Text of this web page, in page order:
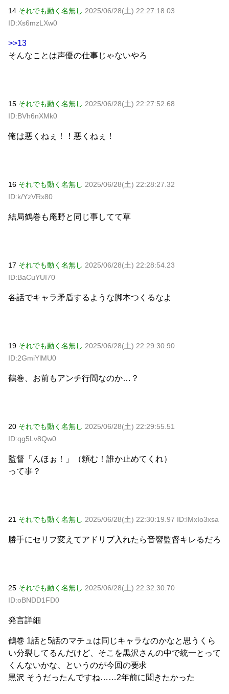
14 それでも動く名無し 2025/06/28(土) 22:27:18.03
ID:Xs6mzLXw0
>>13
そんなことは声優の仕事じゃないやろ
15 それでも動く名無し 2025/06/28(土) 22:27:52.68
ID:BVh6nXMk0
俺は悪くねぇ！！悪くねぇ！
16 それでも動く名無し 2025/06/28(土) 22:28:27.32
ID:k/YzVRx80
結局鶴巻も庵野と同じ事してて草
17 それでも動く名無し 2025/06/28(土) 22:28:54.23
ID:BaCuYUI70
各話でキャラ矛盾するような脚本つくるなよ
19 それでも動く名無し 2025/06/28(土) 22:29:30.90
ID:2GmiYlMU0
鶴巻、お前もアンチ行間なのか…？
20 それでも動く名無し 2025/06/28(土) 22:29:55.51
ID:qg5Lv8Qw0
監督「んほぉ！」（頼む！誰か止めてくれ）
って事？
21 それでも動く名無し 2025/06/28(土) 22:30:19.97 ID:lMxIo3xsa
勝手にセリフ変えてアドリブ入れたら音響監督キレるだろ
25 それでも動く名無し 2025/06/28(土) 22:32:30.70
ID:oBNDD1FD0
発言詳細
鶴巻 1話と5話のマチュは同じキャラなのかなと思うくら
い分裂してるんだけど、そこを黒沢さんの中で統一とって
くんないかな、というのが今回の要求
黒沢 そうだったんですね……2年前に聞きたかった